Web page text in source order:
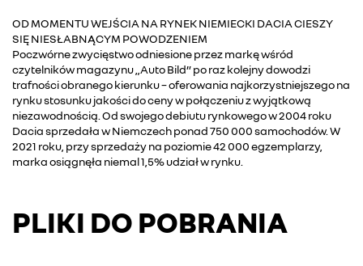
OD MOMENTU WEJŚCIA NA RYNEK NIEMIECKI DACIA CIESZY
SIĘ NIESŁABNĄCYM POWODZENIEM
Poczwórne zwycięstwo odniesione przez markę wśród
czytelników magazynu „Auto Bild” po raz kolejny dowodzi
trafności obranego kierunku – oferowania najkorzystniejszego na
rynku stosunku jakości do ceny w połączeniu z wyjątkową
niezawodnością. Od swojego debiutu rynkowego w 2004 roku
Dacia sprzedała w Niemczech ponad 750 000 samochodów. W
2021 roku, przy sprzedaży na poziomie 42 000 egzemplarzy,
marka osiągnęła niemal 1,5% udział w rynku.
PLIKI DO POBRANIA